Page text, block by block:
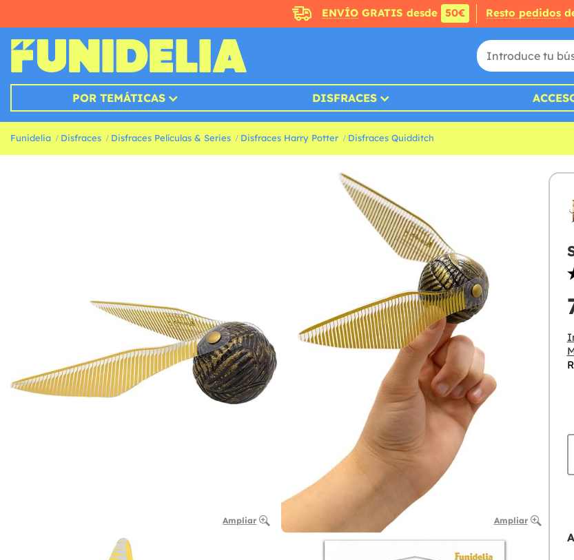
ENVÍOGRATIS desde 50€ Resto pedidos
POR TEMÁTICAS DISFRACES
Funidelia Disfraces Disfraces Películas & Series Disfraces Harry Potter Disfraces Quidditch
Ampliar Ampliar